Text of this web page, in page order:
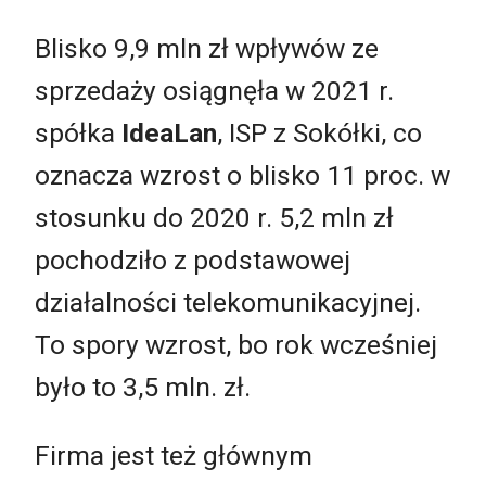
Blisko 9,9 mln zł wpływów ze
sprzedaży osiągnęła w 2021 r.
spółka IdeaLan, ISP z Sokółki, co
oznacza wzrost o blisko 11 proc. w
stosunku do 2020 r. 5,2 mln zł
pochodziło z podstawowej
działalności telekomunikacyjnej.
To spory wzrost, bo rok wcześniej
było to 3,5 mln. zł.
Firma jest też głównym